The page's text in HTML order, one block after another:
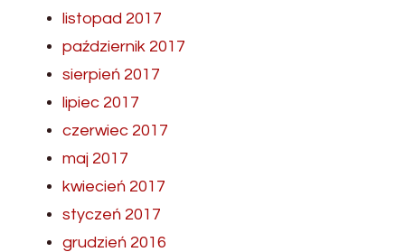
listopad 2017
październik 2017
sierpień 2017
lipiec 2017
czerwiec 2017
maj 2017
kwiecień 2017
styczeń 2017
grudzień 2016